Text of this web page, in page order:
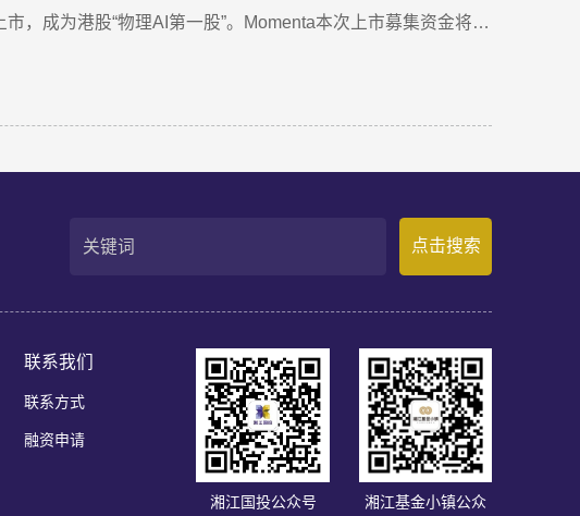
；数据运营、商业保理转型取得阶段性突破，科技成果转化
，成为港股“物理AI第一股”。Momenta本次上市募集资金将主
团队源自微软亚洲研究院、商汤科技等AI机构。公司率先提
解物理规律、推演真实世界演变”，支撑乘用车高阶智驾、
点击搜索
联系我们
联系方式
融资申请
湘江国投公众号
湘江基金小镇公众